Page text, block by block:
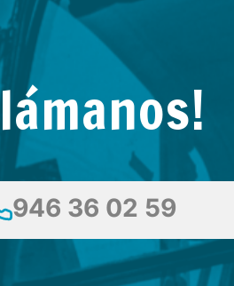
946 36 02 59